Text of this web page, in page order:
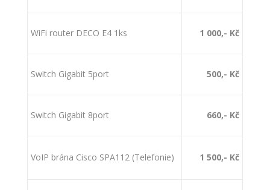
WiFi router DECO E4 1ks 1 000,- Kč
Switch Gigabit 5port 500,- Kč
Switch Gigabit 8port 660,- Kč
VoIP brána Cisco SPA112 (Telefonie) 1 500,- Kč